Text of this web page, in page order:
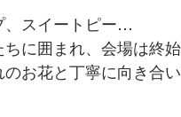
、スイートピー…
に囲まれ、会場は終
お花と丁寧に向き合